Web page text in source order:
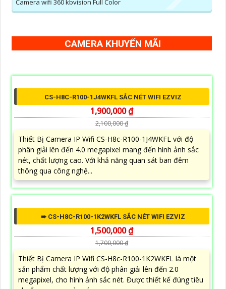
CAMERA KHUYẾN MÃI
CS-H8C-R100-1J4WKFL SẮC NÉT WIFI EZVIZ
1,900,000 ₫
2,100,000 ₫
Thiết Bị Camera IP Wifi CS-H8c-R100-1J4WKFL với độ
phân giải lên đến 4.0 megapixel mang đến hình ảnh sắc
nét, chất lượng cao. Với khả năng quan sát ban đêm